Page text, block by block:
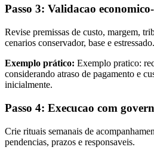
Passo 3: Validacao
Revise premissas de custo, margem,
cenarios conservador, base e estressado.
Exemplo prático: Exemplo pratico:
considerando atraso de pagamento e
inicialmente.
Passo 4: Execucao com
Crie rituais semanais de
pendencias, prazos e responsaveis.